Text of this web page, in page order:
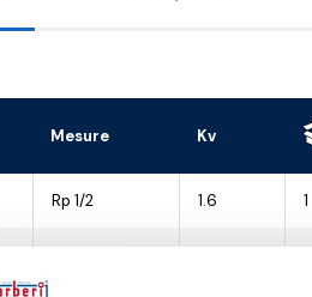
Mesure Kv
Rp 1/2 1.6 1